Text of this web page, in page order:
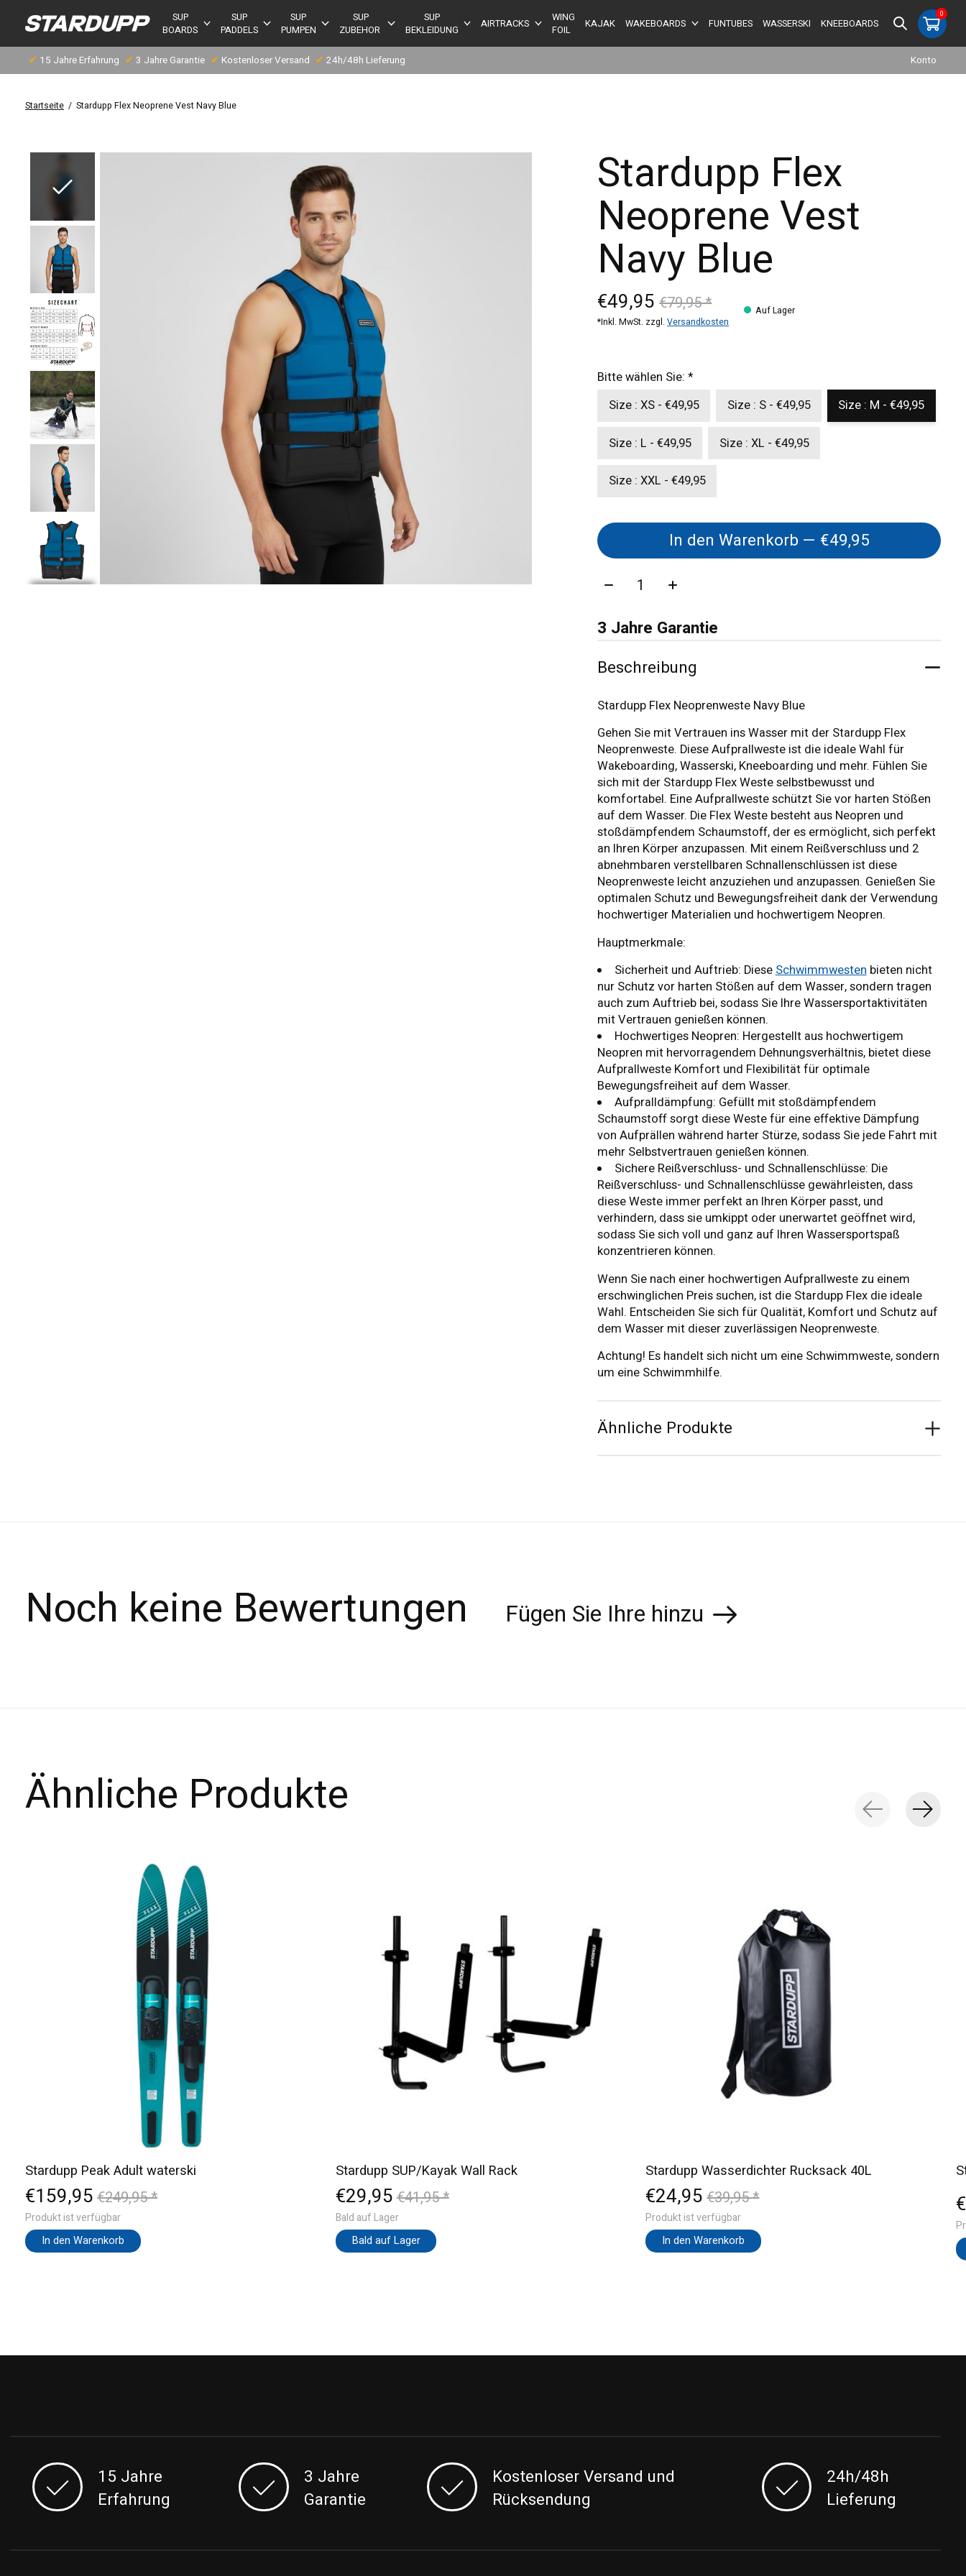
SUP
BOARDS
SUP
PADDELS
SUP
PUMPEN
SUP
ZUBEHOR
SUP
BEKLEIDUNG
AIRTRACKS
WING
FOIL
KAJAK WAKEBOARDS FUNTUBES WASSERSKI KNEEBOARDS
0items
✔ 15 Jahre Erfahrung ✔ 3 Jahre Garantie ✔ Kostenloser Versand ✔ 24h/48h Lieferung Konto
Startseite / Stardupp Flex Neoprene Vest Navy Blue
Stardupp Flex
Neoprene Vest
Navy Blue
€49,95 €79,95 *
*Inkl. MwSt. zzgl.Versandkosten
Auf Lager
Bitte wählen Sie:*
Size : XS - €49,95
Size : S - €49,95 Size : M - €49,95
Size : L - €49,95 Size : XL - €49,95
Size : XXL - €49,95
In den Warenkorb — €49,95
Menge:
3 Jahre Garantie
Beschreibung
Stardupp Flex Neoprenweste Navy Blue
Gehen Sie mit Vertrauen ins Wasser mit der Stardupp Flex
Neoprenweste. Diese Aufprallweste ist die ideale Wahl für
Wakeboarding, Wasserski, Kneeboarding und mehr. Fühlen Sie
sich mit der Stardupp Flex Weste selbstbewusst und
komfortabel. Eine Aufprallweste schützt Sie vor harten Stößen
auf dem Wasser. Die Flex Weste besteht aus Neopren und
stoßdämpfendem Schaumstoff, der es ermöglicht, sich perfekt
an Ihren Körper anzupassen. Mit einem Reißverschluss und 2
abnehmbaren verstellbaren Schnallenschlüssen ist diese
Neoprenweste leicht anzuziehen und anzupassen. Genießen Sie
optimalen Schutz und Bewegungsfreiheit dank der Verwendung
hochwertiger Materialien und hochwertigem Neopren.
Hauptmerkmale:
Sicherheit und Auftrieb: DieseSchwimmwestenbieten nicht
nur Schutz vor harten Stößen auf dem Wasser, sondern tragen
auch zum Auftrieb bei, sodass Sie Ihre Wassersportaktivitäten
mit Vertrauen genießen können.
Hochwertiges Neopren: Hergestellt aus hochwertigem
Neopren mit hervorragendem Dehnungsverhältnis, bietet diese
Aufprallweste Komfort und Flexibilität für optimale
Bewegungsfreiheit auf dem Wasser.
Aufpralldämpfung: Gefüllt mit stoßdämpfendem
Schaumstoff sorgt diese Weste für eine effektive Dämpfung
von Aufprällen während harter Stürze, sodass Sie jede Fahrt mit
mehr Selbstvertrauen genießen können.
Sichere Reißverschluss- und Schnallenschlüsse: Die
Reißverschluss- und Schnallenschlüsse gewährleisten, dass
diese Weste immer perfekt an Ihren Körper passt, und
verhindern, dass sie umkippt oder unerwartet geöffnet wird,
sodass Sie sich voll und ganz auf Ihren Wassersportspaß
konzentrieren können.
Wenn Sie nach einer hochwertigen Aufprallweste zu einem
erschwinglichen Preis suchen, ist die Stardupp Flex die ideale
Wahl. Entscheiden Sie sich für Qualität, Komfort und Schutz auf
dem Wasser mit dieser zuverlässigen Neoprenweste.
Achtung! Es handelt sich nicht um eine Schwimmweste, sondern
um eine Schwimmhilfe.
Ähnliche Produkte
Noch keine Bewertungen Fügen Sie Ihre hinzu
Ähnliche Produkte
Stardupp Peak Adult waterski
€159,95 €249,95 *
Produkt ist verfügbar
In den Warenkorb
Stardupp SUP/Kayak Wall Rack
€29,95€41,95 *
Bald auf Lager
Bald auf Lager
Stardupp Wasserdichter Rucksack 40L
€24,95 €39,95 *
Produkt ist verfügbar
In den Warenkorb
15 Jahre
Erfahrung
3 Jahre
Garantie
Kostenloser Versand und
Rücksendung
24h/48h
Lieferung